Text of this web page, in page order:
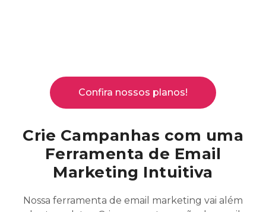
Crie Campanhas com uma
Ferramenta de Email
Marketing Intuitiva
Nossa ferramenta de email marketing vai além
Confira nossos planos!